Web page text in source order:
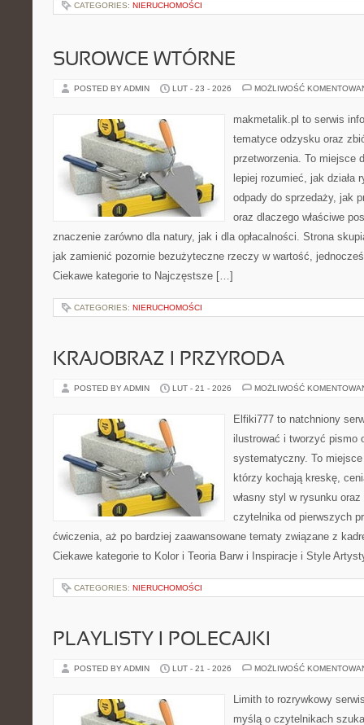
CATEGORIES: NIERUCHOMOŚCI
SUROWCE WTÓRNE
POSTED BY ADMIN LUT - 23 - 2026 MOŻLIWOŚĆ
makmetalik.pl to serwis
tematyce odzysku oraz
przetworzenia. To miejsce
lepiej rozumieć, jak działa
odpady do sprzedaży, jak
oraz dlaczego właściwe
znaczenie zarówno dla natury, jak i dla opłacalności. Strona
jak zamienić pozornie bezużyteczne rzeczy w wartość,
Ciekawe kategorie to Najczęstsze […]
CATEGORIES: NIERUCHOMOŚCI
KRAJOBRAZ I PRZYRODA
POSTED BY ADMIN LUT - 21 - 2026 MOŻLIWOŚĆ
Elfiki777 to natchniony
ilustrować i tworzyć pismo
systematyczny. To
którzy kochają kreskę,
własny styl w rysunku
czytelnika od pierwszych
ćwiczenia, aż po bardziej zaawansowane tematy związane z
Ciekawe kategorie to Kolor i Teoria Barw i Inspiracje i Style
CATEGORIES: NIERUCHOMOŚCI
PLAYLISTY I POLECAJKI
POSTED BY ADMIN LUT - 21 - 2026 MOŻLIWOŚĆ
Limith to rozrywkowy
myślą o czytelnikach